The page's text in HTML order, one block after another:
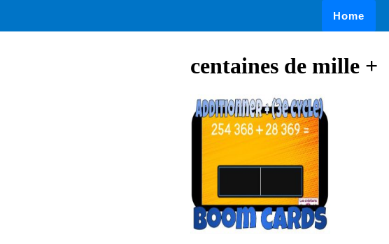
Home
centaines de mille +